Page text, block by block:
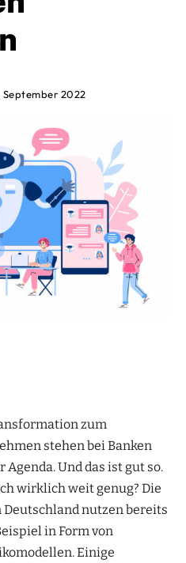
September 2022
zum
stehen bei Banken
Und das ist gut so.
wirklich weit genug? Die
nutzen bereits
in Form von
Einige